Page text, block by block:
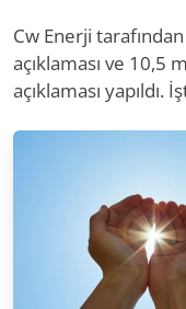
Cw Enerji
açıklaması ve 10,5
açıklaması yapıldı.